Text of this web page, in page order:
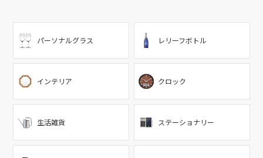
パーソナルグラス レリーフボトル
インテリア クロック
生活雑貨 ステーショナリー